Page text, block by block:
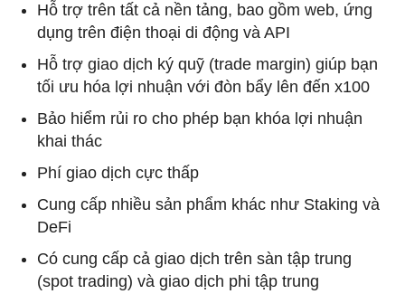
Hỗ trợ trên tất cả nền tảng, bao gồm web, ứng
dụng trên điện thoại di động và API
Hỗ trợ giao dịch ký quỹ (trade margin) giúp bạn
tối ưu hóa lợi nhuận với đòn bẩy lên đến x100
Bảo hiểm rủi ro cho phép bạn khóa lợi nhuận
khai thác
Phí giao dịch cực thấp
Cung cấp nhiều sản phẩm khác như Staking và
DeFi
Có cung cấp cả giao dịch trên sàn tập trung
(spot trading) và giao dịch phi tập trung